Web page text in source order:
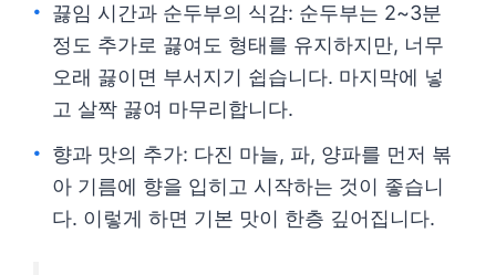
끓임 시간과 순두부의 식감: 순두부는 2~3분
정도 추가로 끓여도 형태를 유지하지만, 너무
오래 끓이면 부서지기 쉽습니다. 마지막에 넣
고 살짝 끓여 마무리합니다.
향과 맛의 추가: 다진 마늘, 파, 양파를 먼저 볶
아 기름에 향을 입히고 시작하는 것이 좋습니
다. 이렇게 하면 기본 맛이 한층 깊어집니다.